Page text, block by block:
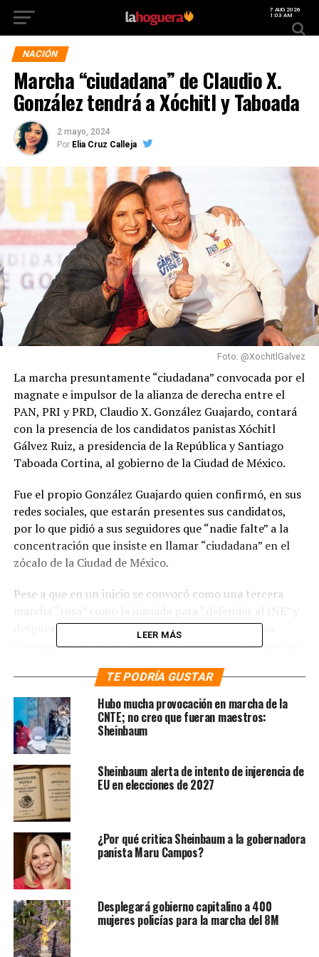
7 AUG 2026
1:03 AM
NACIÓN
Marcha “ciudadana” de Claudio X.
González tendrá a Xóchitl y Taboada
2 mayo, 2024
Por Elia Cruz Calleja
Foto: @XochitlGalvez
La marcha presuntamente “ciudadana” convocada por el
magnate e impulsor de la alianza de derecha entre el
PAN, PRI y PRD, Claudio X. González Guajardo, contará
con la presencia de los candidatos panistas Xóchitl
Gálvez Ruiz, a presidencia de la República y Santiago
Taboada Cortina, al gobierno de la Ciudad de México.
Fue el propio González Guajardo quien confirmó, en sus
redes sociales, que estarán presentes sus candidatos,
por lo que pidió a sus seguidores que “nadie falte” a la
concentración que insiste en llamar “ciudadana” en el
zócalo de la Ciudad de México.
Pese a que en un inicio se convocó como una tercera
después para “defender al Poder Judicial”, ahora su
convocatoria es más clara en favor de los candidatos de
ganar!”.
Te puede interesar:Así se vivió
la marcha opositora «por la
democracia» en imágenes
En la concentración citada a las 10:00 de la mañana del
domingo 19 de mayo piden que los asistentes lleven
ropa rosa y blanca, además de una bandera nacional.
Esta vez, pese a la invitación desde hace un mes, apenas
son 14 ciudades las que se han sumado a la convocatoria
que afirman también marcharán en distintas entidades.
El anuncio de la asistencia de los candidatos panistas a
la marcha rosa se da a un mes de que se realicen las
LEER MÁS
TE PODRÍA GUSTAR
Hubo mucha provocación en marcha de la
CNTE; no creo que fueran maestros:
Sheinbaum
Sheinbaum alerta de intento de injerencia de
EU en elecciones de 2027
¿Por qué critica Sheinbaum a la gobernadora
panista Maru Campos?
Desplegará gobierno capitalino a 400
mujeres policías para la marcha del 8M